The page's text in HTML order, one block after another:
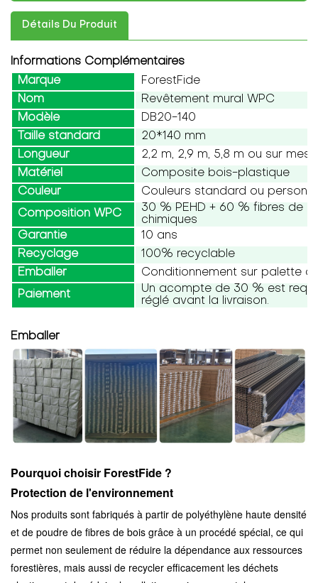
Détails Du Produit
Informations Complémentaires
Marque
ForestFide
Nom
Revêtement mural WPC
Modèle
DB20-140
Taille standard
20*140 mm
Longueur
2,2 m, 2,9 m, 5,8 m ou sur
Matériel
Composite bois-plastique
Couleur
Couleurs standard ou
Composition WPC
30 % PEHD + 60 % fibres de
chimiques
Garantie
10 ans
Recyclage
100% recyclable
Emballer
Conditionnement sur palette
Paiement
Un acompte de 30 % est
réglé avant la livraison.
Emballer
Pourquoi choisir ForestFide ?
Protection de l'environnement
Nos produits sont fabriqués à partir de polyéthylène haute densité
et de poudre de fibres de bois grâce à un procédé spécial, ce qui
permet non seulement de réduire la dépendance aux ressources
forestières, mais aussi de recycler efficacement les déchets